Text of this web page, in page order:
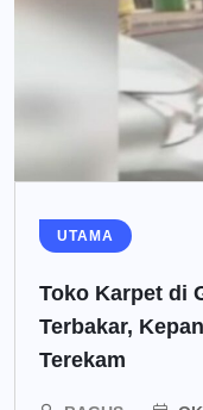
UTAMA
Toko Karpet di
Terbakar,
Terekam